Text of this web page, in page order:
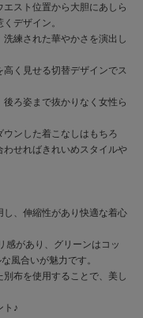
エスト位置から大胆にあしら
デザイン。
洗練された華やかさを演出し
高く見せる切替デザインでス
後ろ姿まで抜かりなく女性ら
ウンした着こなしはもちろ
わせればきれいめスタイルや
し、伸縮性があり快適な着心
感があり、グリーンはコッ
風合いが魅力です。
別布を使用することで、美し
ト♪